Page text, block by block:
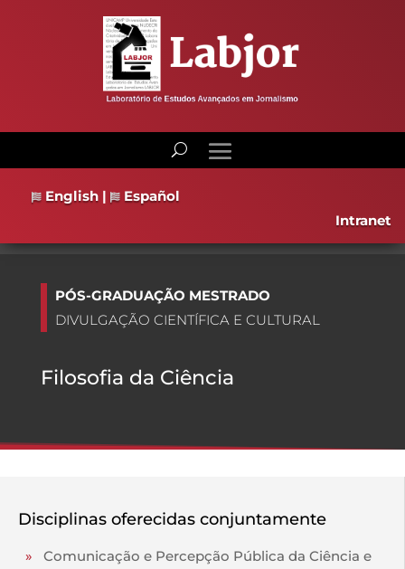
English |
Español
Intranet
PÓS-GRADUAÇÃO MESTRADO
DIVULGAÇÃO CIENTÍFICA E CULTURAL
Filosofia da Ciência
Disciplinas oferecidas conjuntamente
» Comunicação e Percepção Pública da Ciência e